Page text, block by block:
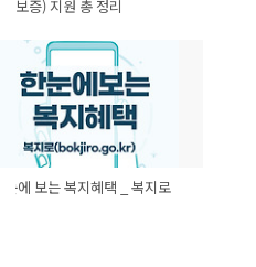
보증) 지원 총 정리
한눈에 보는 복지혜택 _ 복지로